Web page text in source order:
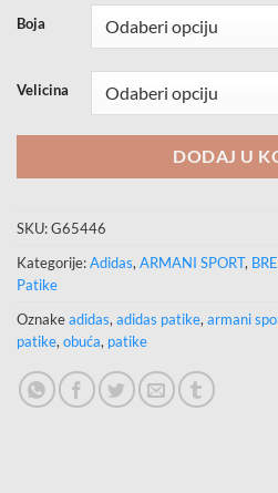
was:
109.00KM.
Boja
Velicina
DODAJ U
SKU:G65446
Kategorije:Adidas, ARMANI SPORT,
Patike
Oznakeadidas, adidas patike, armani
patike, obuća, patike